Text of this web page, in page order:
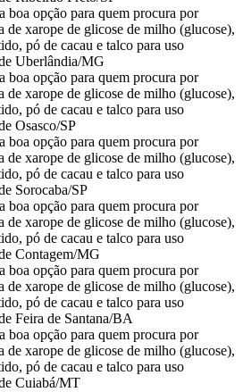
boa opção para quem procura por
de xarope de glicose de milho (glucose),
pó de cacau e talco para uso
Uberlândia/MG
boa opção para quem procura por
de xarope de glicose de milho (glucose),
pó de cacau e talco para uso
Osasco/SP
boa opção para quem procura por
de xarope de glicose de milho (glucose),
pó de cacau e talco para uso
Sorocaba/SP
boa opção para quem procura por
de xarope de glicose de milho (glucose),
pó de cacau e talco para uso
Contagem/MG
boa opção para quem procura por
de xarope de glicose de milho (glucose),
pó de cacau e talco para uso
Feira de Santana/BA
boa opção para quem procura por
de xarope de glicose de milho (glucose),
pó de cacau e talco para uso
Cuiabá/MT